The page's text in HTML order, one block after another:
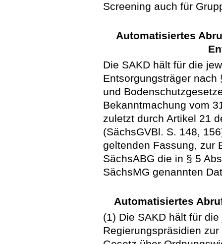
Screening auch für
Automatisiertes
Die SAKD hält für die
Entsorgungsträger
und
Bekanntmachung vom
zuletzt durch Artikel 21
(SächsGVBl. S. 148,
geltenden Fassung, zur
SächsABG die in § 5
SächsMG genannten
Automatisiertes
(1) Die SAKD hält für
Regierungspräsidien